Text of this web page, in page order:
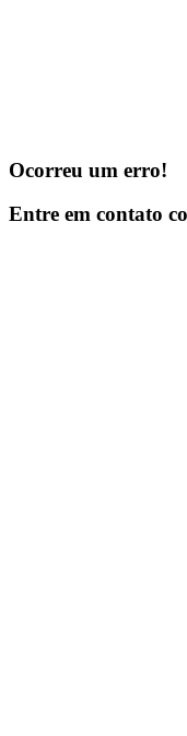
Ocorreu um erro!
Entre em contato